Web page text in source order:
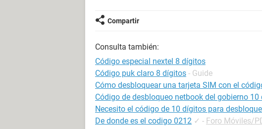
Compartir
Consulta también:
Código especial nextel 8 dígitos
Código puk claro 8 dígitos - Guide
Cómo desbloquear una tarjeta SIM con el
Código de desbloqueo netbook del gobierno
Necesito el código de 10 dígitos para
De donde es el codigo 0212 ✓ - Foro Móviles/